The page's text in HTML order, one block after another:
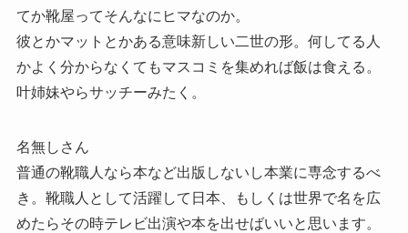
てか靴屋ってそんなにヒマなのか。
彼とかマットとかある意味新しい二世の形。何してる人
かよく分からなくてもマスコミを集めれば飯は食える。
叶姉妹やらサッチーみたく。
名無しさん
普通の靴職人なら本など出版しないし本業に専念するべ
き。靴職人として活躍して日本、もしくは世界で名を広
めたらその時テレビ出演や本を出せばいいと思います。